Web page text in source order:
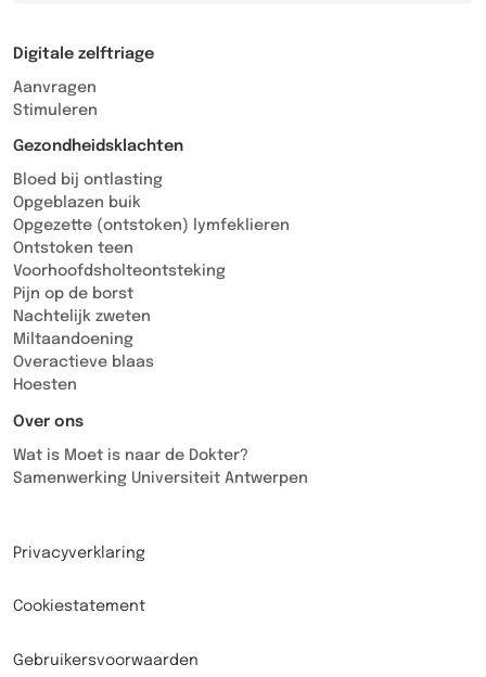
Digitale zelftriage
Aanvragen
Stimuleren
Gezondheidsklachten
Bloed bij ontlasting
Opgeblazen buik
Opgezette (ontstoken) lymfeklieren
Ontstoken teen
Voorhoofdsholteontsteking
Pijn op de borst
Nachtelijk zweten
Miltaandoening
Overactieve blaas
Hoesten
Over ons
Wat is Moet is naar de Dokter?
Samenwerking Universiteit Antwerpen
Privacyverklaring
Cookiestatement
Gebruikersvoorwaarden